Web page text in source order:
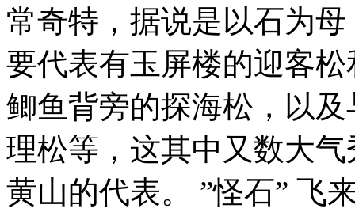
常奇特，据说是以石为
要代表有玉屏楼的迎客
鲫鱼背旁的探海松，以
理松等，这其中又数大
黄山的代表。 ”怪石” 飞